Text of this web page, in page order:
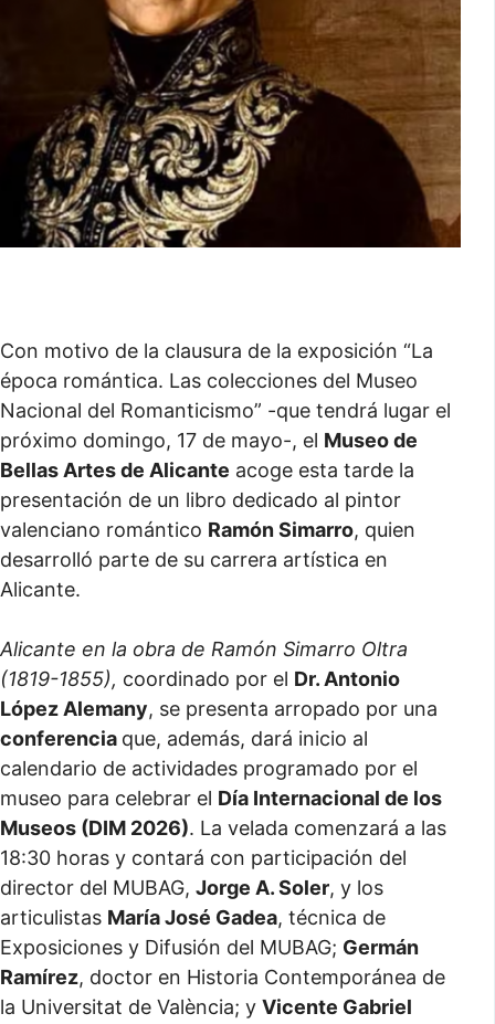
Con motivo de la clausura de la exposición “La
época romántica. Las colecciones del Museo
Nacional del Romanticismo” -que tendrá lugar el
próximo domingo, 17 de mayo-, el Museo de
Bellas Artes de Alicante acoge esta tarde la
presentación de un libro dedicado al pintor
valenciano romántico Ramón Simarro, quien
desarrolló parte de su carrera artística en
Alicante.
Alicante en la obra de Ramón Simarro Oltra
(1819-1855), coordinado por el Dr. Antonio
López Alemany, se presenta arropado por una
conferencia que, además, dará inicio al
calendario de actividades programado por el
museo para celebrar el Día Internacional de los
Museos (DIM 2026). La velada comenzará a las
18:30 horas y contará con participación del
director del MUBAG, Jorge A. Soler, y los
articulistas María José Gadea, técnica de
Exposiciones y Difusión del MUBAG; Germán
Ramírez, doctor en Historia Contemporánea de
la Universitat de València; y Vicente Gabriel